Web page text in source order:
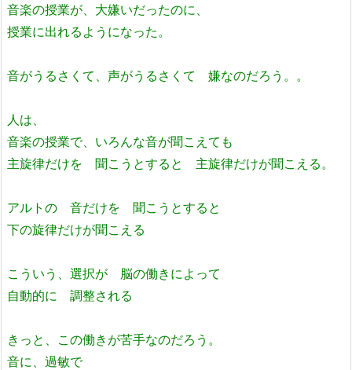
音楽の授業が、大嫌いだったのに、
授業に出れるようになった。
音がうるさくて、声がうるさくて 嫌なのだろう。。
人は、
音楽の授業で、いろんな音が聞こえても
主旋律だけを 聞こうとすると 主旋律だけが聞こえる。
アルトの 音だけを 聞こうとすると
下の旋律だけが聞こえる
こういう、選択が 脳の働きによって
自動的に 調整される
きっと、この働きが苦手なのだろう。
音に、過敏で